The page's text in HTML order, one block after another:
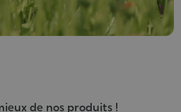
de nos produits !